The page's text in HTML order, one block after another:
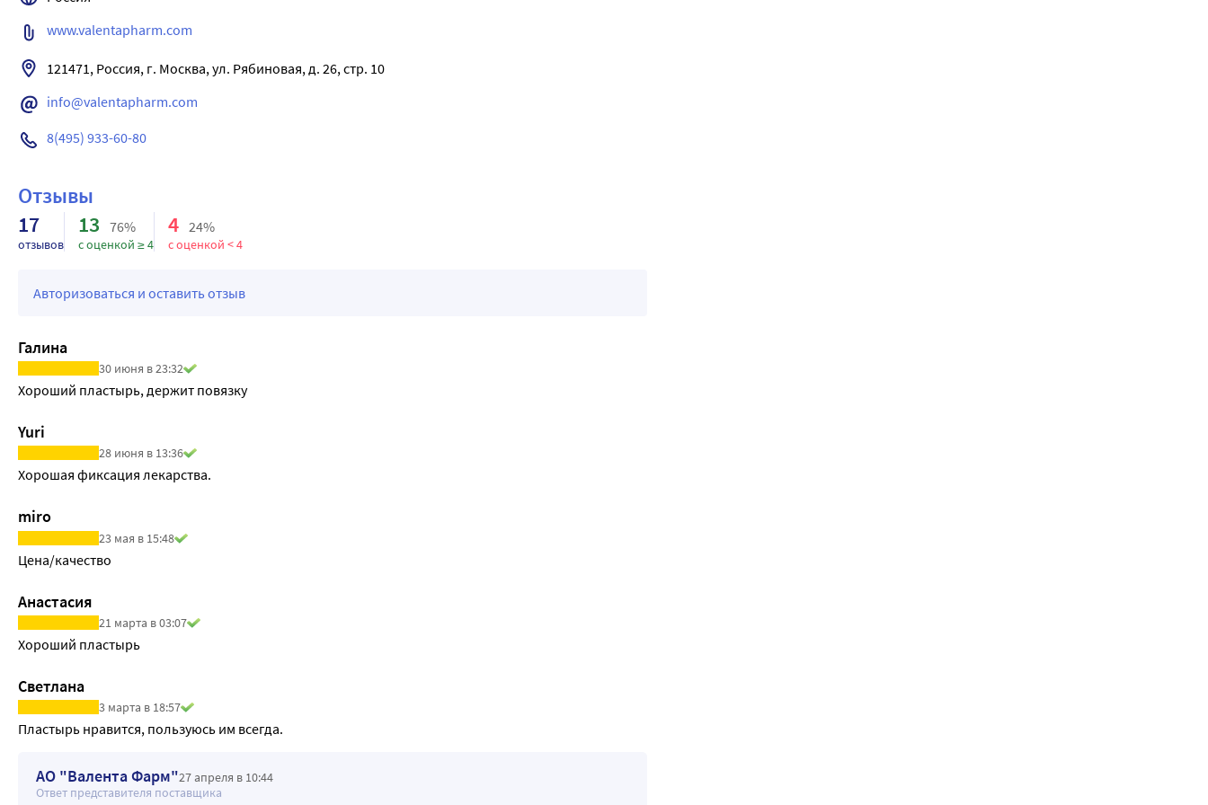
-Гипоаллергенный.
-Воздухо- и паропроницаемый, водостойкий;
-Индифферентен к рентгеновским лучам, устойчив к температурным воздействиям.
www.valentapharm.com
121471, Россия, г. Москва, ул. Рябиновая, д. 26, стр. 10
info@valentapharm.com
8(495) 933-60-80
Отзывы
17
отзывов
13 76%
с оценкой ≥ 4
4 24%
с оценкой < 4
Авторизоваться и оставить отзыв
Галина
30 июня в 23:32
Хороший пластырь, держит повязку
Yuri
28 июня в 13:36
Хорошая фиксация лекарства.
miro
23 мая в 15:48
Цена/качество
Анастасия
21 марта в 03:07
Хороший пластырь
Светлана
3 марта в 18:57
Пластырь нравится, пользуюсь им всегда.
АО "Валента Фарм"27 апреля в 10:44
Ответ представителя поставщика